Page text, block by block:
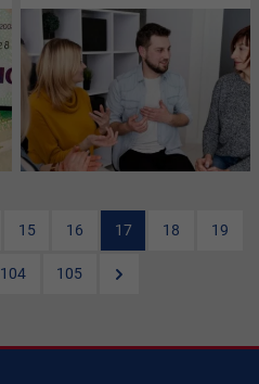
15 16 17 18 19
104 105